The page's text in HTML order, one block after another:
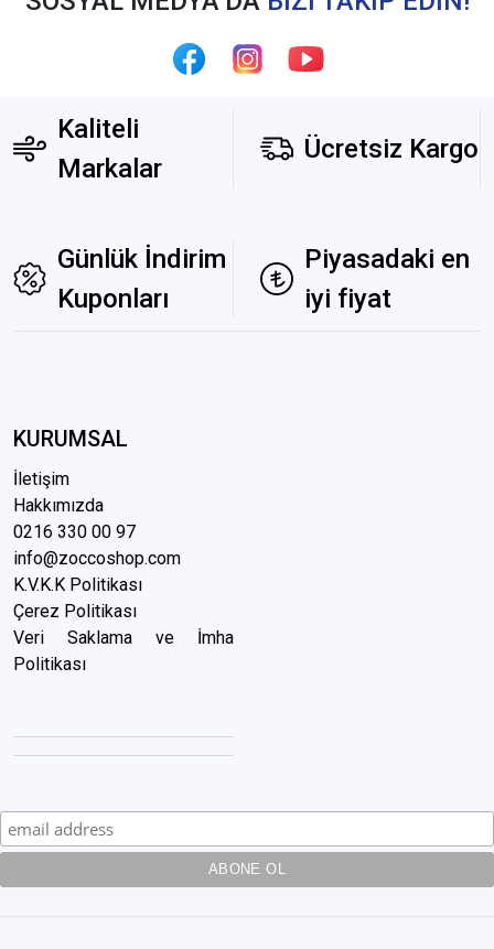
Kaliteli
Markalar
Ücretsiz Kargo
Günlük İndirim
Kuponları
Piyasadaki en
iyi fiyat
KURUMSAL
İletişim
Hakkımızda
0216 330 00 97
info@zoccoshop.com
K.V.K.K Politikası
Çerez Politikası
Veri Saklama ve İmha
Politikası